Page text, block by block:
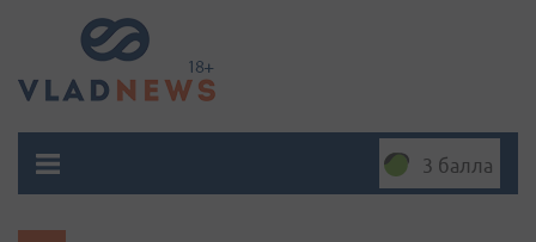
3 балла